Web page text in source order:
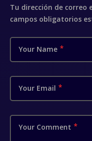
Tu dirección de correo
campos obligatorios
Your Name
Your Email
Your Comment